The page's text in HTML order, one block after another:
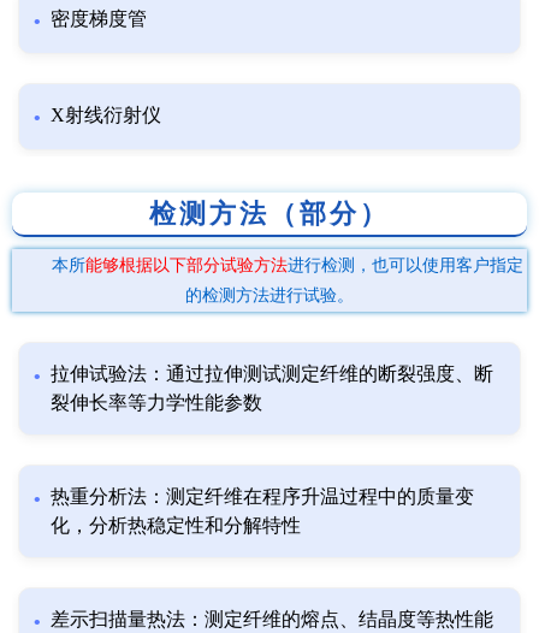
密度梯度管
X射线衍射仪
检测方法（部分）
本所能够根据以下部分试验方法进行检测，也可以使用客户指定
的检测方法进行试验。
拉伸试验法：通过拉伸测试测定纤维的断裂强度、断
裂伸长率等力学性能参数
热重分析法：测定纤维在程序升温过程中的质量变
化，分析热稳定性和分解特性
差示扫描量热法：测定纤维的熔点、结晶度等热性能